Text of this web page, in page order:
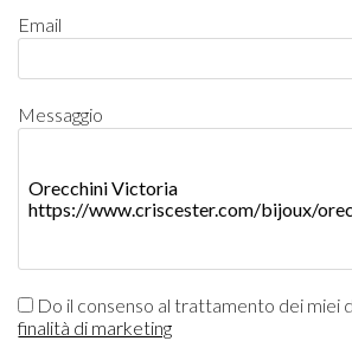
Email
Messaggio
Do il consenso al trattamento dei miei
finalità di marketing